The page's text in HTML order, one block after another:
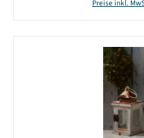
Preise inkl.